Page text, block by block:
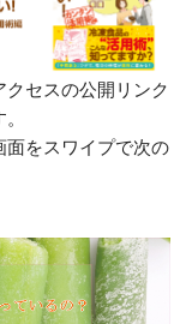
セスの公開リンク
面をスワイプで次の